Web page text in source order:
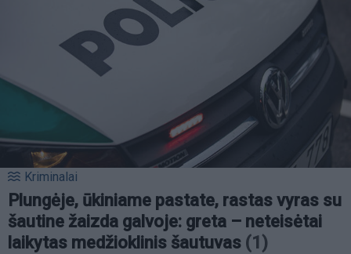
Kriminalai
Plungėje, ūkiniame pastate, rastas vyras su
šautine žaizda galvoje: greta – neteisėtai
laikytas medžioklinis šautuvas (1)